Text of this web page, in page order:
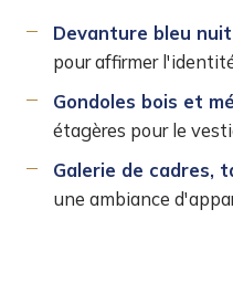
Devanture bleu nuit
pour affirmer
Gondoles bois et
étagères pour le
Galerie de cadres,
une ambiance